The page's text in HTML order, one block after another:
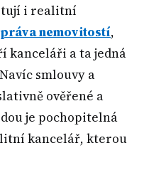
i realitní
nemovitostí,
kanceláři a ta jedná
smlouvy a
ověřené a
je pochopitelná
kancelář, kterou